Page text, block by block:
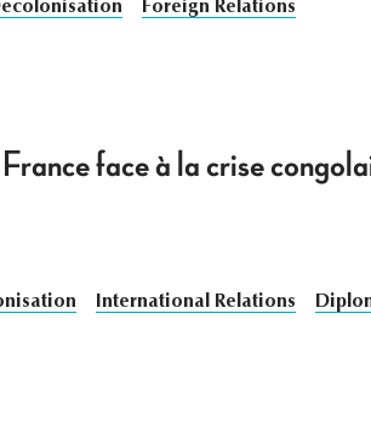
Foreign Relations
face à la crise
International Relations